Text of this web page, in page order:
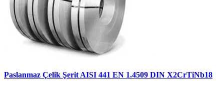
Paslanmaz Çelik Şerit AISI 441 EN 1.4509 DIN X2CrTiNb18